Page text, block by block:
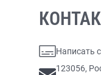
Написать
123056,